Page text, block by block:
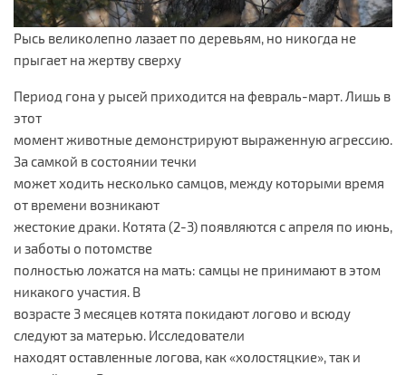
Рысь великолепно лазает по деревьям, но никогда не
прыгает на жертву сверху
Период гона у рысей приходится на февраль-март. Лишь в
этот
момент животные демонстрируют выраженную агрессию.
За самкой в состоянии течки
может ходить несколько самцов, между которыми время
от времени возникают
жестокие драки. Котята (2-3) появляются с апреля по июнь,
и заботы о потомстве
полностью ложатся на мать: самцы не принимают в этом
никакого участия. В
возрасте 3 месяцев котята покидают логово и всюду
следуют за матерью. Исследователи
находят оставленные логова, как «холостяцкие», так и